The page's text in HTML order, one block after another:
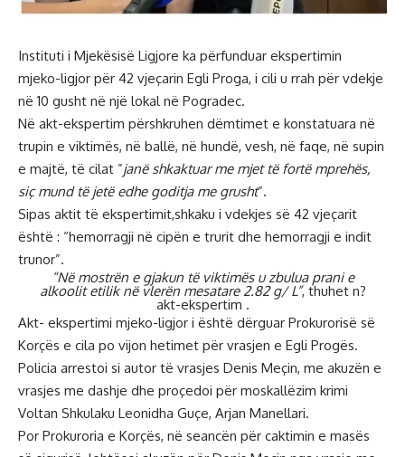
Instituti i Mjekësisë Ligjore ka përfunduar ekspertimin
mjeko-ligjor për 42 vjeçarin Egli Proga, i cili u rrah për vdekje
në 10 gusht në një lokal në Pogradec.
Në akt-ekspertim përshkruhen dëmtimet e konstatuara në
trupin e viktimës, në ballë, në hundë, vesh, në faqe, në supin
e majtë, të cilat ”janë shkaktuar me mjet të fortë mprehës,
siç mund të jetë edhe goditja me grusht”.
Sipas aktit të ekspertimit,shkaku i vdekjes së 42 vjeçarit
është : “hemorragji në cipën e trurit dhe hemorragji e indit
trunor”.
“Në mostrën e gjakun të viktimës u zbulua prani e
alkoolit etilik në vlerën mesatare 2.82 g/ L”, thuhet n?
akt-ekspertim .
Akt- ekspertimi mjeko-ligjor i është dërguar Prokurorisë së
Korçës e cila po vijon hetimet për vrasjen e Egli Progës.
Policia arrestoi si autor të vrasjes Denis Meçin, me akuzën e
vrasjes me dashje dhe proçedoi për moskallëzim krimi
Voltan Shkulaku Leonidha Guçe, Arjan Manellari.
Por Prokuroria e Korçës, në seancën për caktimin e masës